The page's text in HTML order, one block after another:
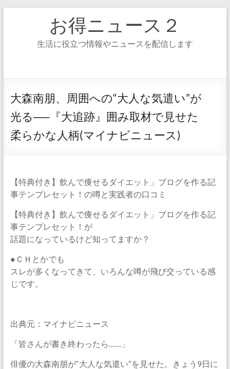
ッ
プ
お得ニュース２
生活に役立つ情報やニュースを配信します
大森南朋、周囲への“大人な気遣い”が
光る──『大追跡』囲み取材で見せた
柔らかな人柄(マイナビニュース)
【特典付き】飲んで痩せるダイエット」ブログを作る記
事テンプレセット！の噂と実践者の口コミ
【特典付き】飲んで痩せるダイエット」ブログを作る記
事テンプレセット！が
話題になっているけど知ってますか？
●ＣＨとかでも
スレが多くなってきて、いろんな噂が飛び交っている感
じです。
出典元：マイナビニュース
「皆さんが書き終わったら……」
俳優の大森南朋が“大人な気遣い”を見せた。きょう9日に